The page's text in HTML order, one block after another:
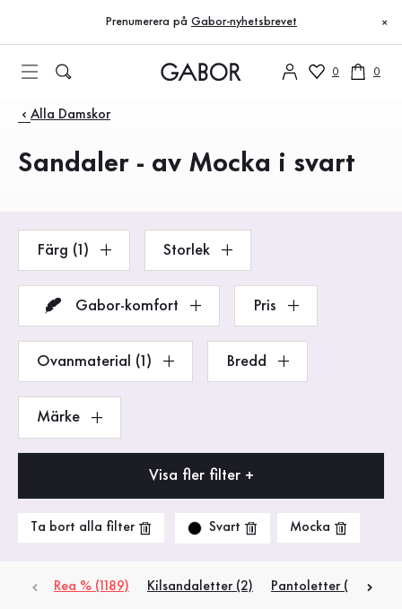
Till innehållsförteckning
Till huvudnavigation
Prenumerera på Gabor-nyhetsbrevet ×
0 0
Produkter
Alla Damskor
Sandaler - av Mocka i svart
Färg (1) Storlek
Gabor-komfort Pris
Ovanmaterial (1) Bredd
Märke
Visa fler filter +
Ta bort alla filter Svart Mocka
Rea % (1189) Kilsandaletter (2) Pantoletter (4)